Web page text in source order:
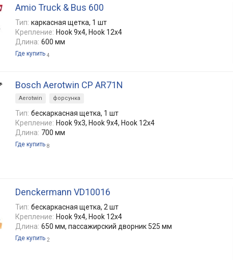
Amio Truck & Bus 600
Тип: каркасная щетка, 1 шт
Крепление: Hook 9x4, Hook 12x4
Длина: 600 мм
Где купить 4
Bosch Aerotwin CP AR71N
Aerotwin форсунка
Тип: бескаркасная щетка, 1 шт
Крепление: Hook 9x3, Hook 9x4, Hook 12x4
Длина: 700 мм
Где купить 8
Denckermann VD10016
Тип: бескаркасная щетка, 2 шт
Крепление: Hook 9x4, Hook 12x4
Длина: 650 мм, пассажирский дворник 525 мм
Где купить 2